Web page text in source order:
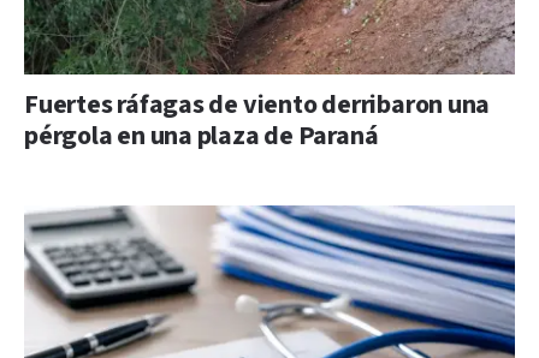
Fuertes ráfagas de viento derribaron una
pérgola en una plaza de Paraná